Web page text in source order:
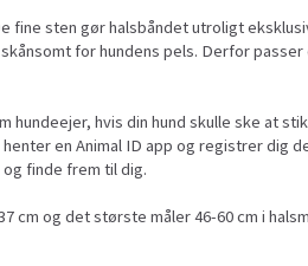
fine sten gør halsbåndet utroligt
for hundens pels. Derfor
hvis din hund skulle ske at
en Animal ID app og registrer dig
finde frem til dig.
cm og det største måler 46-60 cm i